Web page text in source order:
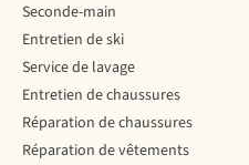
Seconde-main
Entretien de ski
Service de lavage
Entretien de chaussures
Réparation de chaussures
Réparation de vêtements